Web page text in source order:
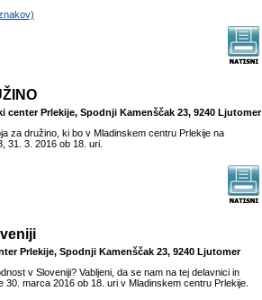
center Prlekije, Spodnji Kamenščak 23, 9240 Ljutomer
za družino, ki bo v Mladinskem centru Prlekije na
31. 3. 2016 ob 18. uri.
Prlekije, Spodnji Kamenščak 23, 9240 Ljutomer
v Sloveniji? Vabljeni, da se nam na tej delavnici in
30. marca 2016 ob 18. uri v Mladinskem centru Prlekije.